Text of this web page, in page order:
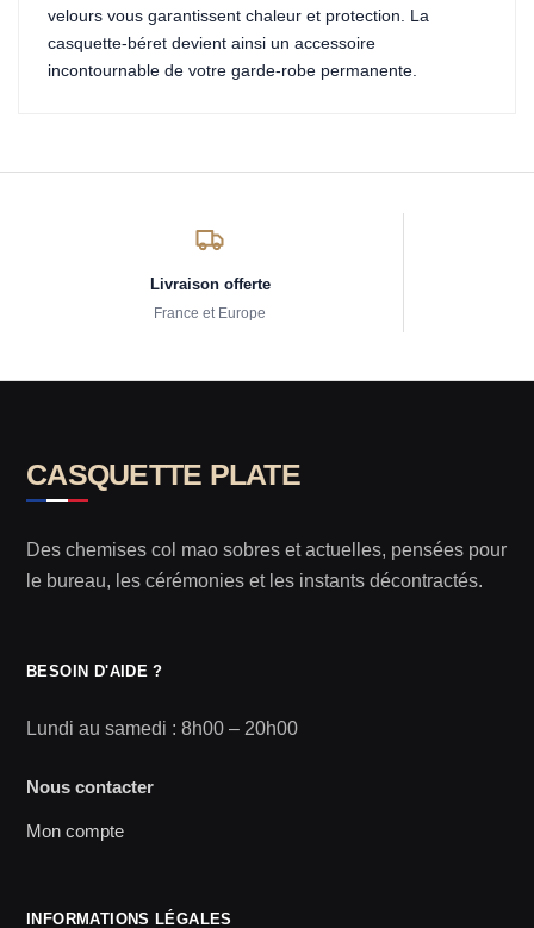
velours vous garantissent chaleur et protection. La
casquette-béret devient ainsi un accessoire
incontournable de votre garde-robe permanente.
Livraison offerte
France et Europe
CASQUETTE PLATE
Des chemises col mao sobres et actuelles, pensées pour
le bureau, les cérémonies et les instants décontractés.
BESOIN D'AIDE ?
Lundi au samedi : 8h00 – 20h00
Nous contacter
Mon compte
INFORMATIONS LÉGALES